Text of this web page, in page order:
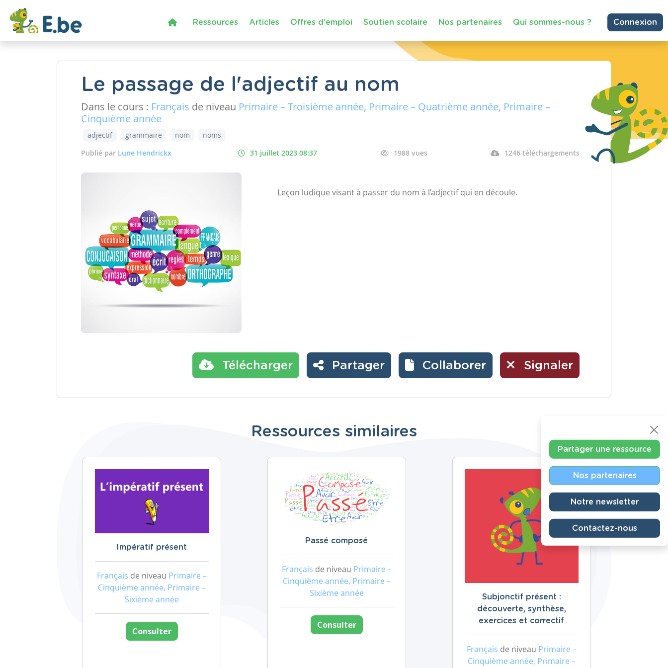
Ressources Articles Offres d'emploi Soutien scolaire Nos partenaires Qui sommes-nous ? Connexion
Le passage de l'adjectif au nom
Dans le cours : Français de niveau Primaire – Troisième année, Primaire – Quatrième année, Primaire –
Cinquième année
adjectif grammaire nom
noms
Publié par Lune Hendrickx 31 juillet 2023 08:37 1988 vues 1246 téléchargements
Leçon ludique visant à passer du nom à l’adjectif qui en découle.
Télécharger Partager Collaborer Signaler
Ressources similaires
Impératif présent
Français de niveau Primaire –
Cinquième année, Primaire –
Sixième année
Consulter
Passé composé
Français de niveau Primaire –
Cinquième année, Primaire –
Sixième année
Consulter
Subjonctif présent :
découverte, synthèse,
exercices et correctif
Français de niveau Primaire –
Cinquième année, Primaire –
Partager une ressource
Nos partenaires
Notre newsletter
Contactez-nous